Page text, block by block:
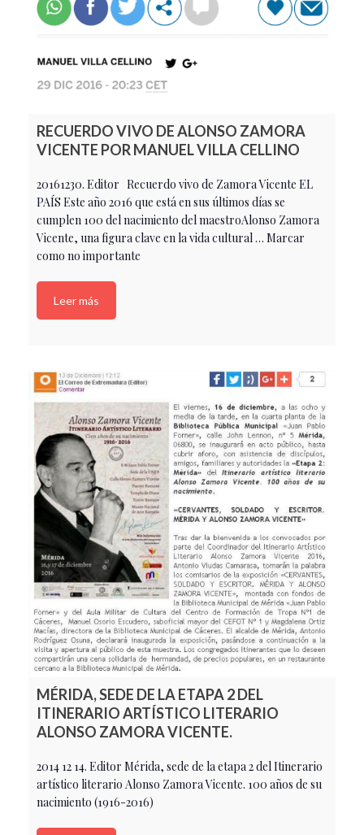
RECUERDO VIVO DE ALONSO ZAMORA
VICENTE POR MANUEL VILLA CELLINO
20161230. Editor Recuerdo vivo de Zamora Vicente EL
PAÍS Este año 2016 que está en sus últimos días se
cumplen 100 del nacimiento del maestroAlonso Zamora
Vicente, una figura clave en la vida cultural … Marcar
como no importante
Leer más
MÉRIDA, SEDE DE LA ETAPA 2 DEL
ITINERARIO ARTÍSTICO LITERARIO
ALONSO ZAMORA VICENTE.
2014 12 14. Editor Mérida, sede de la etapa 2 del Itinerario
artístico literario Alonso Zamora Vicente. 100 años de su
nacimiento (1916-2016)